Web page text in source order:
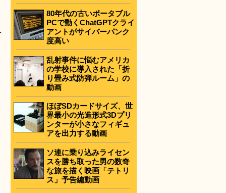
80年代の古いポータブル
PCで動くChatGPTクライ
アントがサイバーパンク
度高い
乱射事件に悩むアメリカ
の学校に導入された「折
り畳み式防弾ルーム」の
動画
ほぼSDカードサイズ、世
界最小の光造形式3Dプリ
ンターが小さなフィギュ
アを出力する動画
ソ連に乗り込みライセン
スを勝ち取った男の数奇
な旅を描く映画「テトリ
ス」予告編動画